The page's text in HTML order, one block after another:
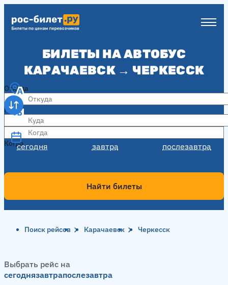
БИЛЕТЫ НА АВТОБУС
КАРАЧАЕВСК → ЧЕРКЕССК
Откуда
Куда
Когда
сегодня завтра послезавтра
Когда
Найти билеты
Поиск рейсов Карачаевск Черкесск
Выбрать рейс на
сегоднязавтрапослезавтра